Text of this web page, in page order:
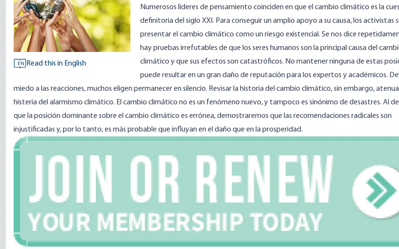
EN Read this in English
Numerosos líderes de pensamiento coinciden en que el cambio climático es la
definitoria del siglo XXI. Para conseguir un amplio apoyo a su causa, los activistas
presentar el cambio climático como un riesgo existencial. Se nos dice
hay pruebas irrefutables de que los seres humanos son la principal causa del
climático y que sus efectos son catastróficos. No mantener ninguna de estas
puede resultar en un gran daño de reputación para los expertos y académicos.
miedo a las reacciones, muchos eligen permanecer en silencio. Revisar la historia del cambio climático, sin embargo,
histeria del alarmismo climático. El cambio climático no es un fenómeno nuevo, y tampoco es sinónimo de desastres. Al
que la posición dominante sobre el cambio climático es errónea, demostraremos que las recomendaciones radicales son
injustificadas y, por lo tanto, es más probable que influyan en el daño que en la prosperidad.
Image